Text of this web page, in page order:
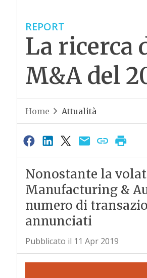
REPORT
La ricerca
M&A del
Home Attualità
Nonostante la
Manufacturing &
numero di
annunciati
Pubblicato il 11 Apr 2019